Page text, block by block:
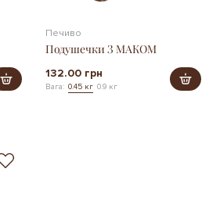
Печиво
Подушечки З МАКОМ
132.00 грн
Вага: 0.45 кг 0.9 кг